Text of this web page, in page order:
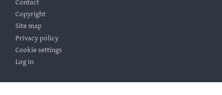
Contact
Copyright
Site map
Privacy policy
Cookie settings
Log in